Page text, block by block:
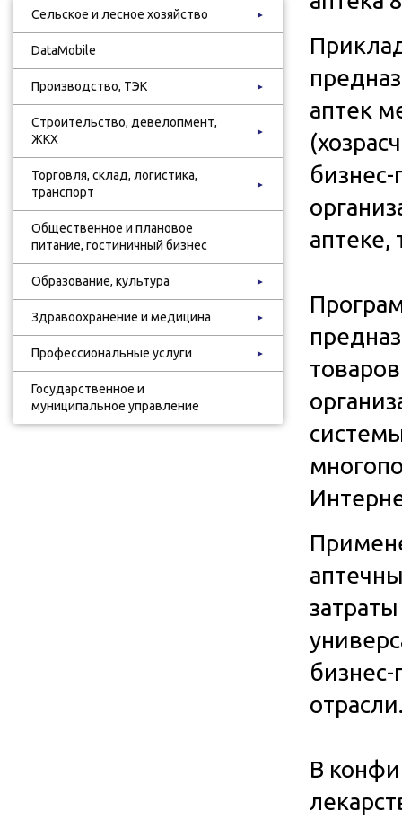
Сельское и лесное хозяйство ►
DataMobile
Производство, ТЭК ►
Строительство, девелопмент,
ЖКХ
►
Торговля, склад, логистика,
транспорт
►
Общественное и плановое
питание, гостиничный бизнес
Образование, культура ►
Здравоохранение и медицина ►
Профессиональные услуги ►
Государственное и
муниципальное управление
аптек
аптеке,
В